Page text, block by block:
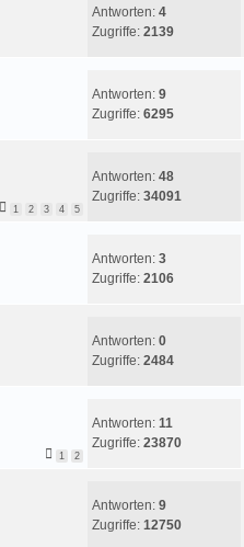
Antworten: 4
Zugriffe: 2139
Antworten: 9
Zugriffe: 6295
1 2 3 4 5
Antworten: 48
Zugriffe: 34091
Antworten: 3
Zugriffe: 2106
Antworten: 0
Zugriffe: 2484
1 2
Antworten: 11
Zugriffe: 23870
Antworten: 9
Zugriffe: 12750